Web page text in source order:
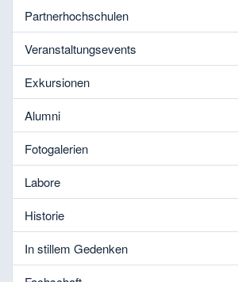
Partnerhochschulen
Veranstaltungsevents
Exkursionen
Alumni
Fotogalerien
Labore
Historie
In stillem Gedenken